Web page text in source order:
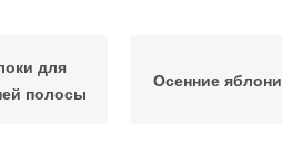
для
полосы
Осенние яблони